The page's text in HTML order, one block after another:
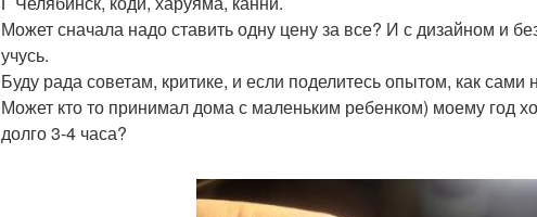
Может сначала надо ставить одну цену за все? И с дизайном и
учусь.
Буду рада советам, критике, и если поделитесь опытом, как сами
Может кто то принимал дома с маленьким ребенком) моему год
долго 3-4 часа?